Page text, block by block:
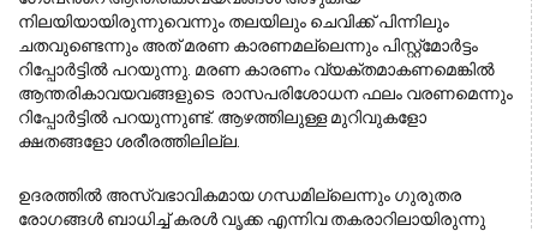
നിലയിയായിരുന്നുവെന്നും തലയിലും ചെവിക്ക് പിന്നിലും
ചതവുണ്ടെന്നും അത് മരണ കാരണമല്ലെന്നും പിസ്റ്റ്മോർട്ടം
റിപ്പോർട്ടിൽ പറയുന്നു. മരണ കാരണം വ്യക്തമാകണമെങ്കിൽ
ആന്തരികാവയവങ്ങളുടെ രാസപരിശോധന ഫലം വരണമെന്നും
റിപ്പോര്‍ട്ടിൽ പറയുന്നുണ്ട്. ആഴത്തിലുള്ള മുറിവുകളോ
ക്ഷതങ്ങളോ ശരീരത്തിലില്ല.
ഉദരത്തിൽ അസ്വഭാവികമായ ഗന്ധമില്ലെന്നും ഗുരുതര
രോഗങ്ങൾ ബാധിച്ച് കരൾ വൃക്ക എന്നിവ തകരാറിലായിരുന്നു